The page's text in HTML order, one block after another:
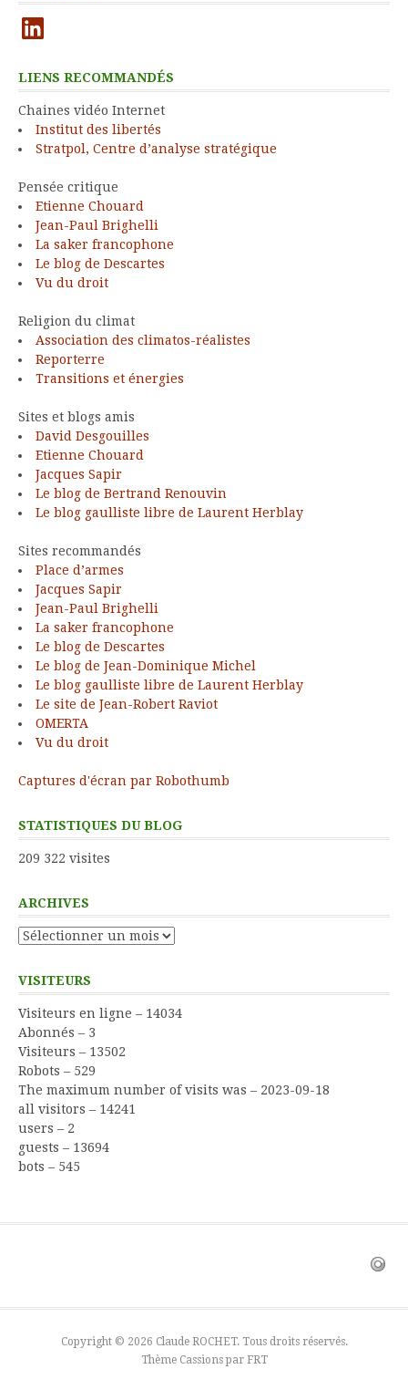
LinkedIn
LIENS RECOMMANDÉS
Chaines vidéo Internet
Institut des libertés
Stratpol, Centre d’analyse stratégique
Pensée critique
Etienne Chouard
Jean-Paul Brighelli
La saker francophone
Le blog de Descartes
Vu du droit
Religion du climat
Association des climatos-réalistes
Reporterre
Transitions et énergies
Sites et blogs amis
David Desgouilles
Etienne Chouard
Jacques Sapir
Le blog de Bertrand Renouvin
Le blog gaulliste libre de Laurent Herblay
Sites recommandés
Place d’armes
Jacques Sapir
Jean-Paul Brighelli
La saker francophone
Le blog de Descartes
Le blog de Jean-Dominique Michel
Le blog gaulliste libre de Laurent Herblay
Le site de Jean-Robert Raviot
OMERTA
Vu du droit
Captures d'écran par Robothumb
STATISTIQUES DU BLOG
209 322 visites
ARCHIVES
Archives
VISITEURS
Visiteurs en ligne – 14034
Abonnés – 3
Visiteurs – 13502
Robots – 529
The maximum number of visits was – 2023-09-18
all visitors – 14241
users – 2
guests – 13694
bots – 545
Copyright © 2026 Claude ROCHET. Tous droits réservés.
Thème Cassions par FRT